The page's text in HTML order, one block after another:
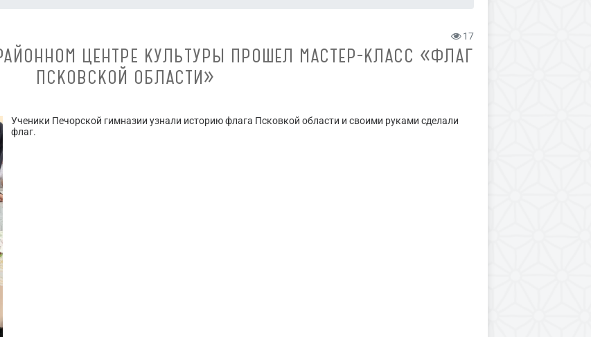
17
ЦЕНТРЕ КУЛЬТУРЫ ПРОШЕЛ МАСТЕР-КЛАСС «ФЛАГ
ПСКОВСКОЙ ОБЛАСТИ»
Ученики Печорской гимназии узнали историю флага Псковкой области и своими руками сделали
флаг.